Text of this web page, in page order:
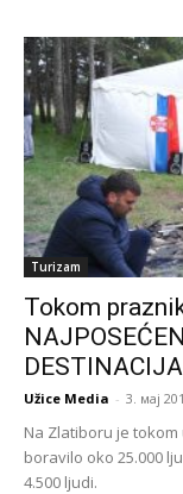
Turizam
Tokom
Užice Media - 3. мај
Na Zlatiboru je
boravilo oko 25.000
4.500 ljudi.